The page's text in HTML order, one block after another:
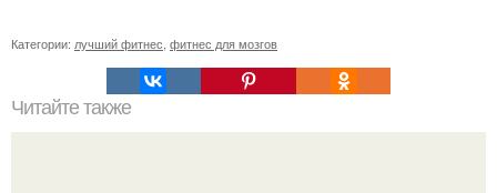
Категории: лучший фитнес фитнес для мозгов
Читайте также